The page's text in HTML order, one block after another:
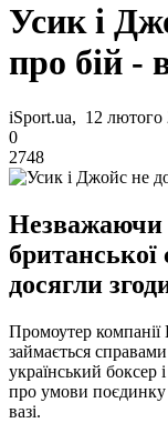
Усик і
про бій -
iSport.ua, 12 лютого
0
2748
Незважаючи
британської
досягли
Промоутер
займається
український
про умови поєдинку
вазі.